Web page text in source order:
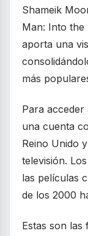
Shameik
Man: Into the
aporta una
más
Para acceder
una cuenta
Reino Unido
televisión.
las películas
de los 2000
Estas son las